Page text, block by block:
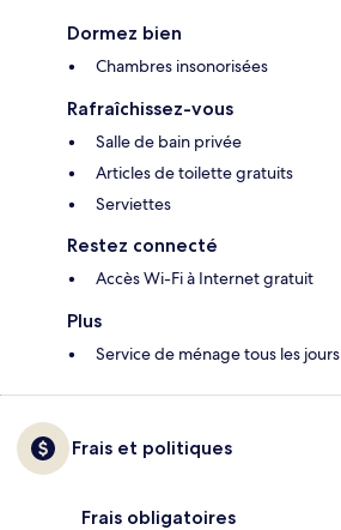
Dormez bien
Chambres insonorisées
Rafraîchissez-vous
Salle de bain privée
Articles de toilette gratuits
Serviettes
Restez connecté
Accès Wi-Fi à Internet gratuit
Plus
Service de ménage tous les jours
Frais et politiques
Frais obligatoires